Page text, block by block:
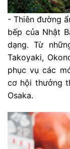
- Thiên đường
bếp của Nhật
dạng. Từ
Takoyaki,
phục vụ các
cơ hội thưởng
Osaka.